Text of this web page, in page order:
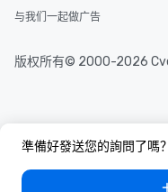
準備好發送您的詢問了嗎？
与我们一起做广告
版权所有© 2000-2026